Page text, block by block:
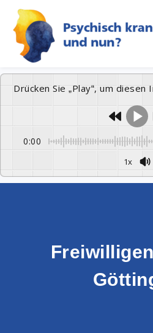
Drücken Sie „Play“, um
0:00
1x